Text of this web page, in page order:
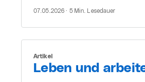
07.05.2026 · 5 Min. Lesedauer
Leben und
Artikel